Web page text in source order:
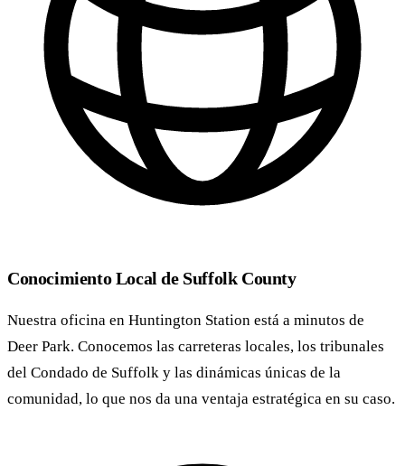
Conocimiento Local de Suffolk County
Nuestra oficina en Huntington Station está a minutos de
Deer Park. Conocemos las carreteras locales, los tribunales
del Condado de Suffolk y las dinámicas únicas de la
comunidad, lo que nos da una ventaja estratégica en su caso.